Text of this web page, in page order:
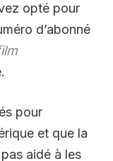
opté pour
d’abonné
pour
et que la
aidé à les